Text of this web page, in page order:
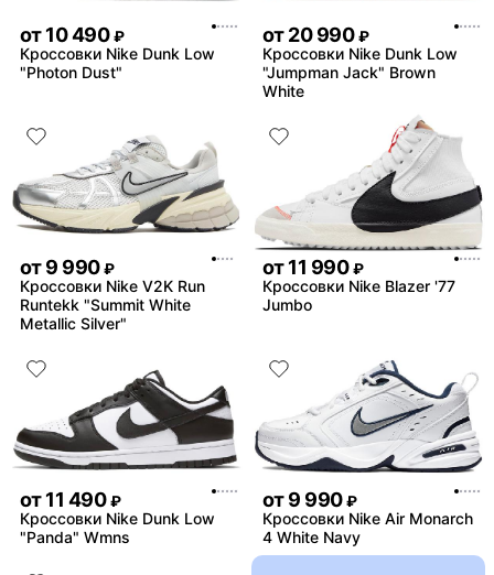
от10 490 ₽
Кроссовки Nike Dunk Low
"Photon Dust"
от20 990 ₽
Кроссовки Nike Dunk Low
"Jumpman Jack" Brown
White
от9 990 ₽
Кроссовки Nike V2K Run
Runtekk "Summit White
Metallic Silver"
от11 990 ₽
Кроссовки Nike Blazer '77
Jumbo
от11 490 ₽
Кроссовки Nike Dunk Low
"Panda" Wmns
от9 990 ₽
Кроссовки Nike Air Monarch
4 White Navy